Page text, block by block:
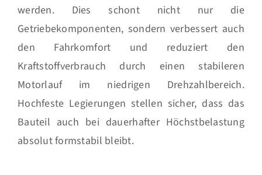
werden. Dies schont nicht nur die
Getriebekomponenten, sondern verbessert auch
den Fahrkomfort und reduziert den
Kraftstoffverbrauch durch einen stabileren
Motorlauf im niedrigen Drehzahlbereich.
Hochfeste Legierungen stellen sicher, dass das
Bauteil auch bei dauerhafter Höchstbelastung
absolut formstabil bleibt.